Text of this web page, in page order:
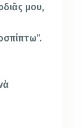
μου,